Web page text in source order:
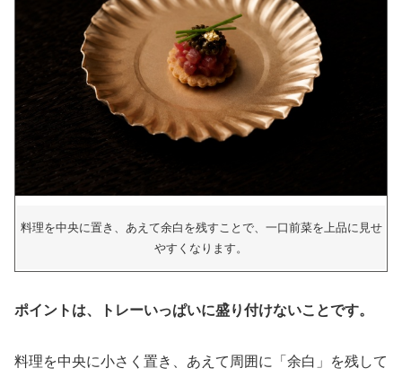
料理を中央に置き、あえて余白を残すことで、一口前菜を上品に見せ
やすくなります。
ポイントは、トレーいっぱいに盛り付けないことです。
料理を中央に小さく置き、あえて周囲に「余白」を残して